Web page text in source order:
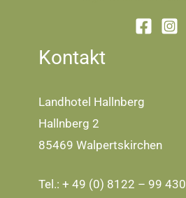
Kontakt
Landhotel Hallnberg
Hallnberg 2
85469 Walpertskirchen
Tel.: + 49 (0) 8122 – 99 430